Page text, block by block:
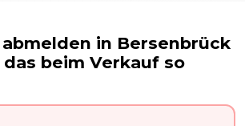
in Bersenbrück
das beim Verkauf so